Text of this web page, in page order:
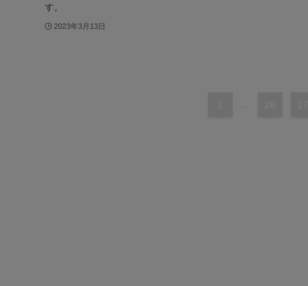
す。
2023年3月13日